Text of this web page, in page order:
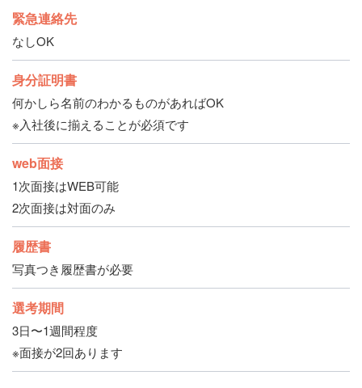
緊急連絡先
なしOK
身分証明書
何かしら名前のわかるものがあればOK
※入社後に揃えることが必須です
web面接
1次面接はWEB可能
2次面接は対面のみ
履歴書
写真つき履歴書が必要
選考期間
3日〜1週間程度
※面接が2回あります